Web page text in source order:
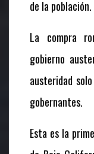
de la población.
La compra
gobierno
austeridad
gobernantes.
Esta es la